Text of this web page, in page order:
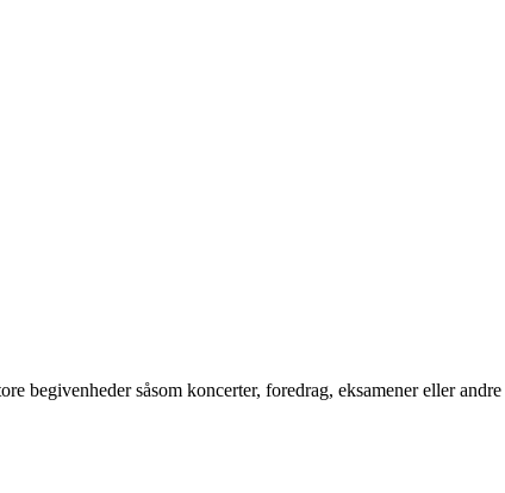
begivenheder såsom koncerter, foredrag, eksamener eller andre